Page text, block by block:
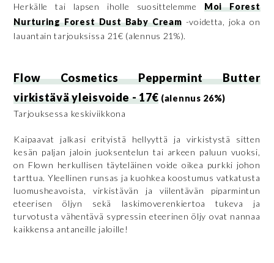
Herkälle tai lapsen iholle suosittelemmeMoi Forest
Nurturing Forest Dust Baby Cream -voidetta, joka on
lauantain tarjouksissa 21€ (alennus 21%).
Flow Cosmetics Peppermint Butter
virkistävä yleisvoide - 17€ (alennus 26%)
Tarjouksessa keskiviikkona
Kaipaavat jalkasi erityistä hellyyttä ja virkistystä sitten
kesän paljan jaloin juoksentelun tai arkeen paluun vuoksi,
on Flown herkullisen täyteläinen voide oikea purkki johon
tarttua. Yleellinen runsas ja kuohkea koostumus vatkatusta
luomusheavoista, virkistävän ja viilentävän piparmintun
eteerisen öljyn sekä laskimoverenkiertoa tukeva ja
turvotusta vähentävä sypressin eteerinen öljy ovat nannaa
kaikkensa antaneille jaloille!